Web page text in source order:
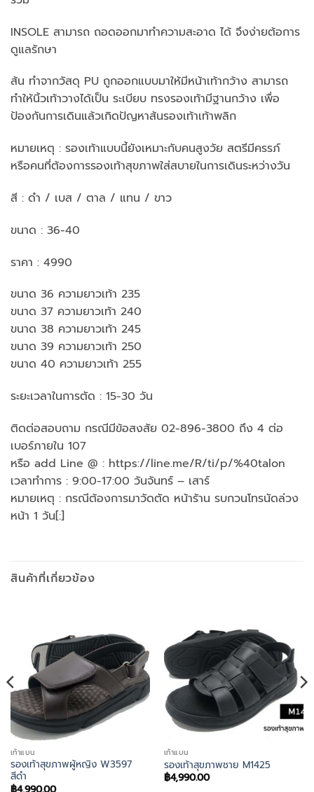
INSOLE สามารถ ถอดออกมาทำความสะอาด ได้ จึงง่ายต้อการ
ดูแลรักษา
ส้น ทำจากวัสดุ PU ถูกออกแบบมาให้มีหน้าเท้ากว้าง สามารถ
ทำให้นิ้วเท้าวางได้เป็น ระเบียบ ทรงรองเท้ามีฐานกว้าง เพื่อ
ป้องกันการเดินแล้วเกิดปัญหาส้นรองเท้าเท้าพลิก
หมายเหตุ : รองเท้าแบบนี้ยังเหมาะกับคนสูงวัย สตรีมีครรภ์
หรือคนที่ต้องการรองเท้าสุขภาพใส่สบายในการเดินระหว่างวัน
สี : ดำ / เบส / ตาล / แทน / ขาว
ขนาด : 36-40
ราคา : 4990
ขนาด 36 ความยาวเท้า 235
ขนาด 37 ความยาวเท้า 240
ขนาด 38 ความยาวเท้า 245
ขนาด 39 ความยาวเท้า 250
ขนาด 40 ความยาวเท้า 255
ระยะเวลาในการตัด : 15-30 วัน
ติดต่อสอบถาม กรณีมีข้อสงสัย 02-896-3800 ถึง 4 ต่อ
เบอร์ภายใน 107
หรือ add Line @ : https://line.me/R/ti/p/%40talon
เวลาทำการ : 9:00-17:00 วันจันทร์ – เสาร์
หมายเหตุ : กรณีต้องการมาวัดตัด หน้าร้าน รบกวนโทรนัดล่วง
หน้า 1 วัน[:]
สินค้าที่เกี่ยวข้อง
เท้าแบน
รองเท้าสุขภาพผู้หญิง W3597
สีดำ
เท้าแบน
รองเท้าสุขภาพชาย M1425
฿4,990.00